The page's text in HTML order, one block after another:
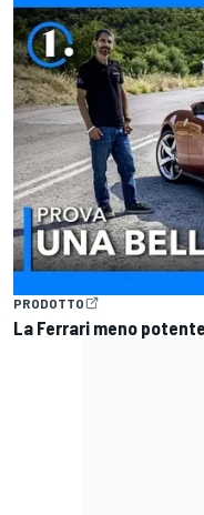
PRODOTTO
La Ferrari meno